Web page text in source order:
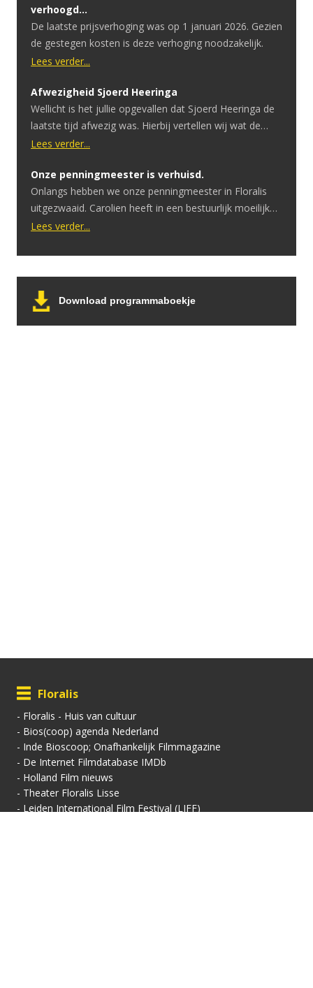
verhoogd…
De laatste prijsverhoging was op 1 januari 2026. Gezien
de gestegen kosten is deze verhoging noodzakelijk.
Lees verder...
Afwezigheid Sjoerd Heeringa
Wellicht is het jullie opgevallen dat Sjoerd Heeringa de
laatste tijd afwezig was. Hierbij vertellen wij wat de
reden hiervoor is. Sjoerd heeft onlangs te horen
heeft hij hier een geslaagde operatie voor gehad.
Ondanks dat de operatie goed is verlopen is er uitval in
spraak en motoriek. […]
Lees verder...
Onze penningmeester is verhuisd.
Onlangs hebben we onze penningmeester in Floralis
uitgezwaaid. Carolien heeft in een bestuurlijk moeilijke
periode het penningmeesterschap overgenomen.
om vervolgens helemaal te stoppen. Zonder inkomsten
bleven de vaste lasten doorgaan. Ook toen er een
belangrijk besluit moest worden genomen: het stoppen
van de verkoop van kaartjes aan […]
Lees verder...
Download programmaboekje
Floralis
- Floralis - Huis van cultuur
- Bios(coop) agenda Nederland
- Inde Bioscoop; Onafhankelijk Filmmagazine
- De Internet Filmdatabase IMDb
- Holland Film nieuws
- Theater Floralis Lisse
- Leiden International Film Festival (LIFF)